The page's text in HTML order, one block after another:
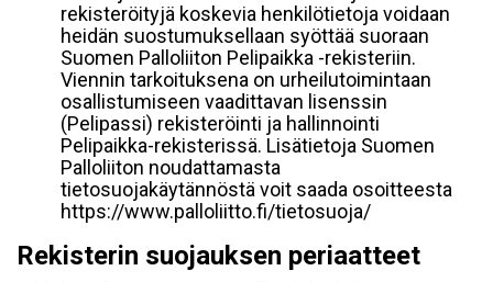
rekisteröityjä koskevia henkilötietoja voidaan
heidän suostumuksellaan syöttää suoraan
Suomen Palloliiton Pelipaikka -rekisteriin.
Viennin tarkoituksena on urheilutoimintaan
osallistumiseen vaadittavan lisenssin
(Pelipassi) rekisteröinti ja hallinnointi
Pelipaikka-rekisterissä. Lisätietoja Suomen
Palloliiton noudattamasta
tietosuojakäytännöstä voit saada osoitteesta
https://www.palloliitto.fi/tietosuoja/
Rekisterin suojauksen periaatteet